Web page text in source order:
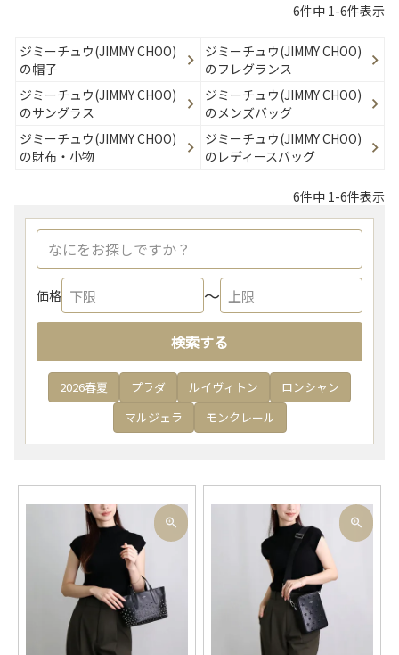
6件中 1-6件表示
ジミーチュウ(JIMMY CHOO)
の帽子
ジミーチュウ(JIMMY CHOO)
のフレグランス
ジミーチュウ(JIMMY CHOO)
のサングラス
ジミーチュウ(JIMMY CHOO)
のメンズバッグ
ジミーチュウ(JIMMY CHOO)
の財布・小物
ジミーチュウ(JIMMY CHOO)
のレディースバッグ
6件中 1-6件表示
価格 〜
検索する
2026春夏 プラダ ルイヴィトン
ロンシャン
マルジェラ
モンクレール